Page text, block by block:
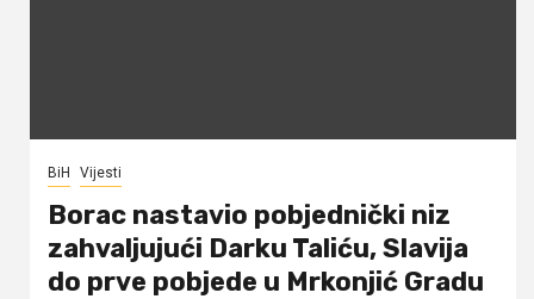
BiH Vijesti
Borac nastavio pobjednički niz
zahvaljujući Darku Taliću, Slavija
do prve pobjede u Mrkonjić Gradu